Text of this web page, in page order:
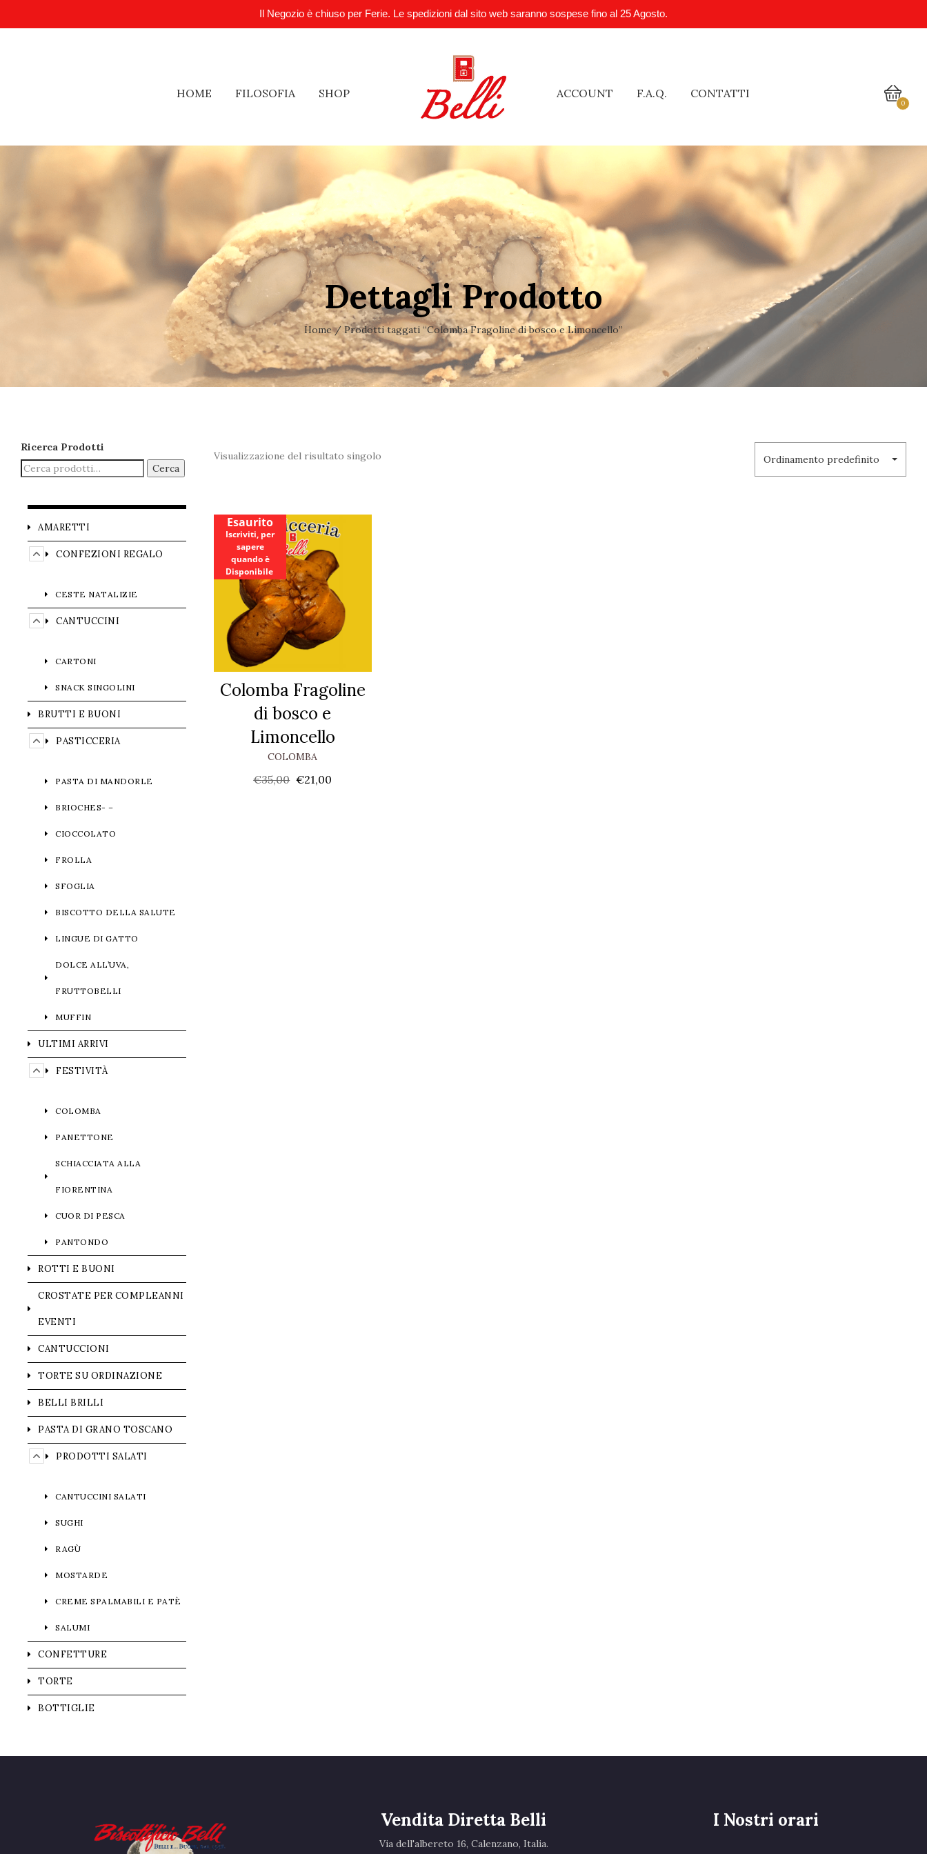
Il Negozio è chiuso per Ferie. Le spedizioni dal sito web saranno sospese fino al 25 Agosto.
HOME FILOSOFIA SHOP ACCOUNT F.A.Q. CONTATTI
0
Dettagli Prodotto
Home/ Prodotti taggati “Colomba Fragoline di bosco e Limoncello”
Visualizzazione del risultato singolo Ordinamento predefinito
Esaurito
Iscriviti, per
sapere
quando è
Disponibile
Colomba Fragoline
di bosco e
Limoncello
COLOMBA
€35,00 €21,00
Ricerca Prodotti
Cerca
AMARETTI
CONFEZIONI REGALO
CESTE NATALIZIE
CANTUCCINI
CARTONI
SNACK SINGOLINI
BRUTTI E BUONI
PASTICCERIA
PASTA DI MANDORLE
BRIOCHES- –
CIOCCOLATO
FROLLA
SFOGLIA
BISCOTTO DELLA SALUTE
LINGUE DI GATTO
DOLCE ALL’UVA,
FRUTTOBELLI
MUFFIN
ULTIMI ARRIVI
FESTIVITÀ
COLOMBA
PANETTONE
SCHIACCIATA ALLA
FIORENTINA
CUOR DI PESCA
PANTONDO
ROTTI E BUONI
CROSTATE PER COMPLEANNI
EVENTI
CANTUCCIONI
TORTE SU ORDINAZIONE
BELLI BRILLI
PASTA DI GRANO TOSCANO
PRODOTTI SALATI
CANTUCCINI SALATI
SUGHI
RAGÙ
MOSTARDE
CREME SPALMABILI E PATÈ
SALUMI
CONFETTURE
TORTE
BOTTIGLIE
Vendita Diretta Belli
Via dell'albereto 16, Calenzano, Italia.‎
I Nostri orari